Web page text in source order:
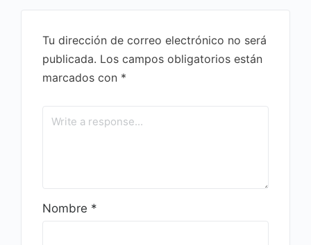
Tu dirección de correo electrónico no será
publicada. Los campos obligatorios están
marcados con *
Nombre *